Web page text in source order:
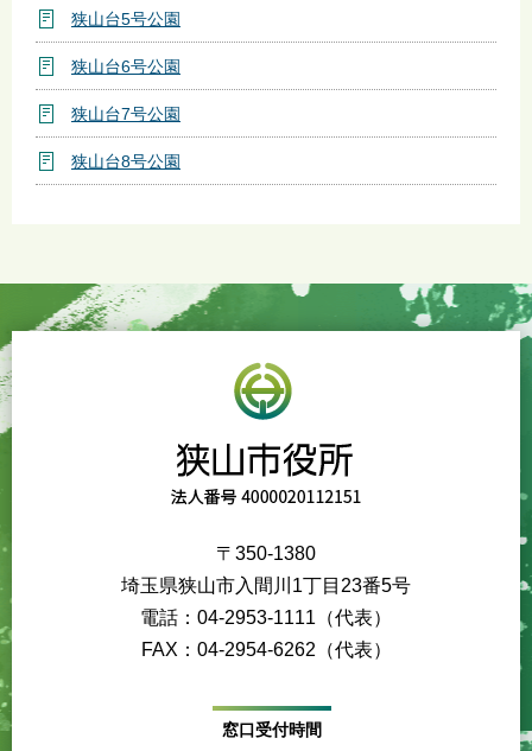
狭山台5号公園
狭山台6号公園
狭山台7号公園
狭山台8号公園
〒350-1380
埼玉県狭山市入間川1丁目23番5号
電話：04-2953-1111（代表）
FAX：04-2954-6262（代表）
窓口受付時間